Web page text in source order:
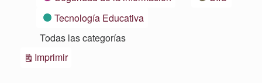
Tecnología Educativa
Todas las categorías
ImprimirVistas